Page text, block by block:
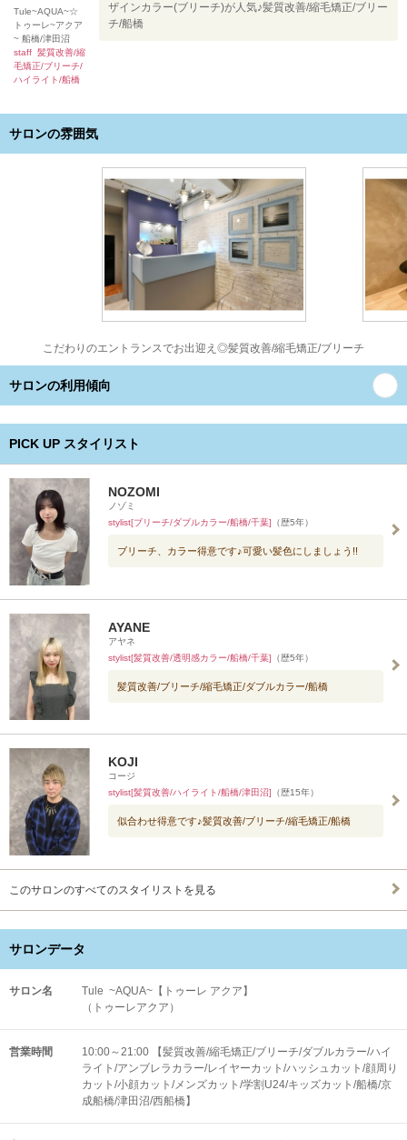
Tule~AQUA~☆
トゥーレ~アクア
~ 船橋/津田沼
staff 髪質改善/縮
毛矯正/ブリーチ/
ハイライト/船橋
ザインカラー(ブリーチ)が人気♪髪質改善/縮毛矯正/ブリー
チ/船橋
サロンの雰囲気
こだわりのエントランスでお出迎え◎髪質改善/縮毛矯正/ブリーチ
サロンの利用傾向
PICK UP スタイリスト
NOZOMI
ノゾミ
stylist[ブリーチ/ダブルカラー/船橋/千葉] （歴5年）
ブリーチ、カラー得意です♪可愛い髪色にしましょう!!
AYANE
アヤネ
stylist[髪質改善/透明感カラー/船橋/千葉] （歴5年）
髪質改善/ブリーチ/縮毛矯正/ダブルカラー/船橋
KOJI
コージ
stylist[髪質改善/ハイライト/船橋/津田沼] （歴15年）
似合わせ得意です♪髪質改善/ブリーチ/縮毛矯正/船橋
このサロンのすべてのスタイリストを見る
サロンデータ
サロン名
Tule ~AQUA~【トゥーレ アクア】
（トゥーレアクア）
営業時間
10:00～21:00 【髪質改善/縮毛矯正/ブリーチ/ダブルカラー/ハイ
ライト/アンブレラカラー/レイヤーカット/ハッシュカット/顔周り
カット/小顔カット/メンズカット/学割U24/キッズカット/船橋/京
成船橋/津田沼/西船橋】